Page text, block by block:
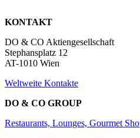
KONTAKT
DO & CO Aktiengesellschaft
Stephansplatz 12
AT-1010 Wien
Weltweite Kontakte
DO & CO GROUP
Restaurants, Lounges, Gourmet